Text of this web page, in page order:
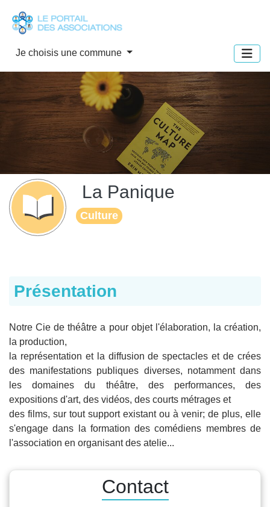
Je choisis une commune
La Panique
Culture
Présentation
Notre Cie de théâtre a pour objet l'élaboration, la création,
la production,
la représentation et la diffusion de spectacles et de crées
des manifestations publiques diverses, notamment dans
les domaines du théâtre, des performances, des
expositions d'art, des vidéos, des courts métrages et
des films, sur tout support existant ou à venir; de plus, elle
s'engage dans la formation des comédiens membres de
l'association en organisant des atelie...
Contact